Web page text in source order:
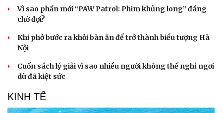
Vì sao phần mới “PAW Patrol: Phim khủng long” đáng
chờ đợi?
Khi phở bước ra khỏi bàn ăn để trở thành biểu tượng Hà
Nội
Cuốn sách lý giải vì sao nhiều người không thể nghỉ ngơi
dù đã kiệt sức
KINH TẾ